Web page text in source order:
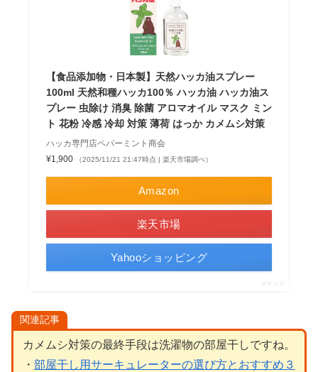
【食品添加物・日本製】天然ハッカ油スプレー
100ml 天然和種ハッカ100％ ハッカ油 ハッカ油ス
プレー 虫除け 消臭 除菌 アロマオイル マスク ミン
ト 花粉 冷感 冷却 対策 薄荷 はっか カメムシ対策
ハッカ専門店ペパーミント商会
¥1,900
（2025/11/21 21:47時点 | 楽天市場調べ）
Amazon
楽天市場
Yahooショッピング
ポチップ
関連記事
カメムシ対策の最終手段は洗濯物の部屋干しですね。
・ 部屋干し用サーキュレーターの選び方とおすすめ３